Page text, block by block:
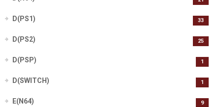
D(PS1) 33
D(PS2) 25
D(PSP) 1
D(SWITCH) 1
E(N64) 9